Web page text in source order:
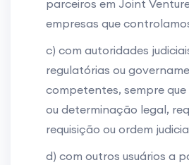
parceiros em Joint
empresas que
c) com autoridades
regulatórias ou
competentes, sempre que
ou determinação legal,
requisição ou ordem
d) com outros usuários a